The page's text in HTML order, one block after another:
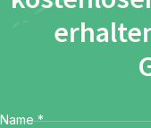
Name *